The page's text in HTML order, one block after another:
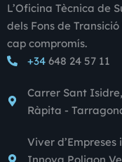
L’Oficina Tècnica de
dels Fons de
cap compromís.
+34648 24 57 11
Carrer Sant
Ràpita -
Viver
Innova Poligon